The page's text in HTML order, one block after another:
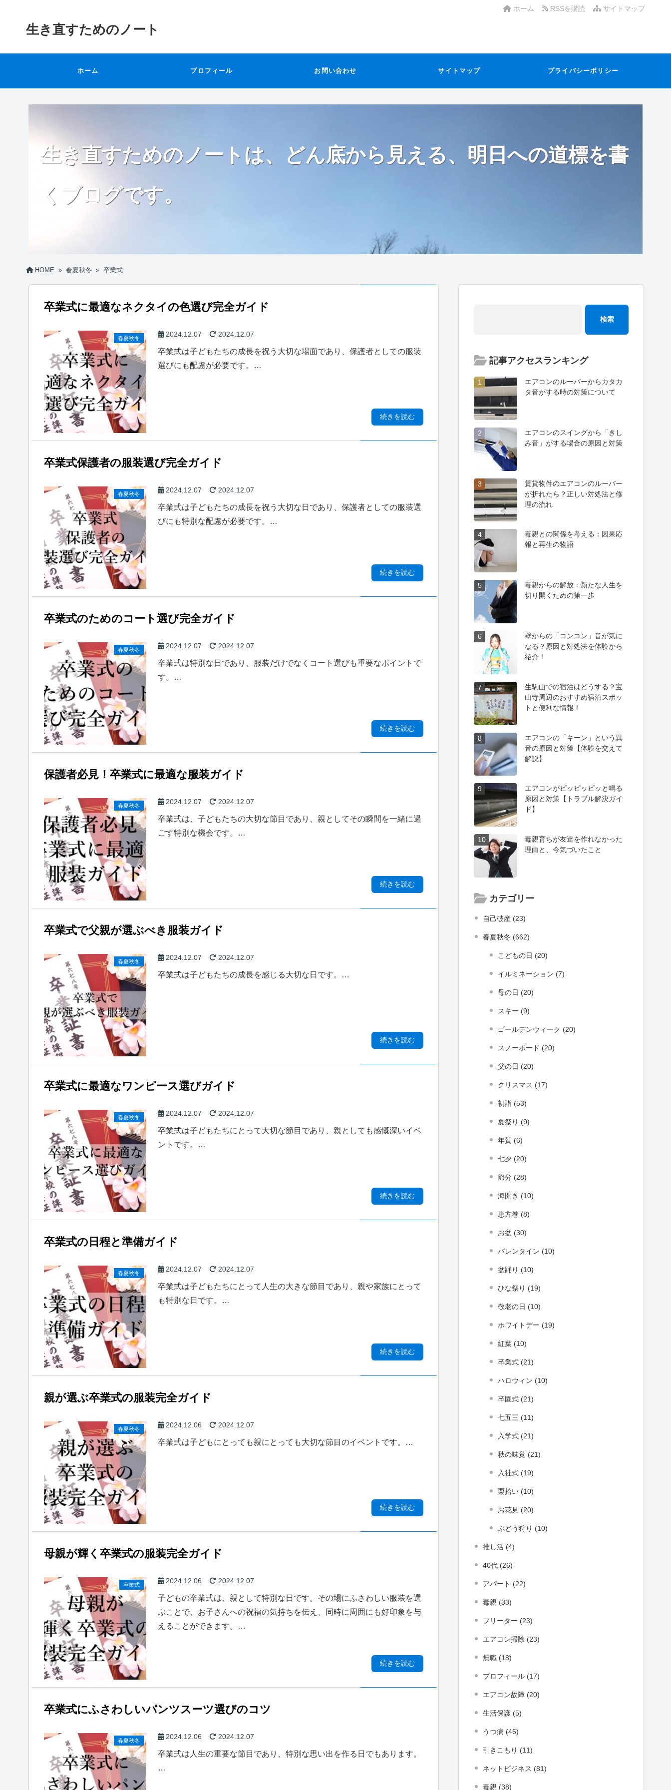
サイトマップ
RSSを購読
ホーム
生き直すためのノート
ホーム プロフィール お問い合わせ サイトマップ プライバシーポリシー
生き直すためのノートは、どん底から見える、明日への道標を書
くブログです。
HOME » 春夏秋冬 » 卒業式
卒業式に最適なネクタイの色選び完全ガイド
春夏秋冬 2024.12.07 2024.12.07
卒業式は子どもたちの成長を祝う大切な場面であり、保護者としての服装
選びにも配慮が必要です。…
続きを読む
卒業式保護者の服装選び完全ガイド
春夏秋冬 2024.12.07 2024.12.07
卒業式は子どもたちの成長を祝う大切な日であり、保護者としての服装選
びにも特別な配慮が必要です。…
続きを読む
卒業式のためのコート選び完全ガイド
春夏秋冬 2024.12.07 2024.12.07
卒業式は特別な日であり、服装だけでなくコート選びも重要なポイントで
す。…
続きを読む
保護者必見！卒業式に最適な服装ガイド
春夏秋冬 2024.12.07 2024.12.07
卒業式は、子どもたちの大切な節目であり、親としてその瞬間を一緒に過
ごす特別な機会です。…
続きを読む
卒業式で父親が選ぶべき服装ガイド
春夏秋冬 2024.12.07 2024.12.07
卒業式は子どもたちの成長を感じる大切な日です。…
続きを読む
卒業式に最適なワンピース選びガイド
春夏秋冬 2024.12.07 2024.12.07
卒業式は子どもたちにとって大切な節目であり、親としても感慨深いイベ
ントです。…
続きを読む
卒業式の日程と準備ガイド
春夏秋冬 2024.12.07 2024.12.07
卒業式は子どもたちにとって人生の大きな節目であり、親や家族にとって
も特別な日です。…
続きを読む
親が選ぶ卒業式の服装完全ガイド
春夏秋冬 2024.12.06 2024.12.07
卒業式は子どもにとっても親にとっても大切な節目のイベントです。…
続きを読む
母親が輝く卒業式の服装完全ガイド
卒業式 2024.12.06 2024.12.07
子どもの卒業式は、親として特別な日です。その場にふさわしい服装を選
ぶことで、お子さんへの祝福の気持ちを伝え、同時に周囲にも好印象を与
えることができます。…
続きを読む
卒業式にふさわしいパンツスーツ選びのコツ
春夏秋冬 2024.12.06 2024.12.07
卒業式は人生の重要な節目であり、特別な思い出を作る日でもあります。
…
記事アクセスランキング
1
エアコンのルーバーからカタカ
タ音がする時の対策について
2
エアコンのスイングから「きし
み音」がする場合の原因と対策
3
賃貸物件のエアコンのルーバー
が折れたら？正しい対処法と修
理の流れ
4
毒親との関係を考える：因果応
報と再生の物語
5
毒親からの解放：新たな人生を
切り開くための第一歩
6
壁からの「コンコン」音が気に
なる？原因と対処法を体験から
紹介！
7
生駒山での宿泊はどうする？宝
山寺周辺のおすすめ宿泊スポッ
トと便利な情報！
8
エアコンの「キーン」という異
音の原因と対策【体験を交えて
解説】
9
エアコンがピッピッピッと鳴る
原因と対策【トラブル解決ガイ
ド】
10
毒親育ちが友達を作れなかった
理由と、今気づいたこと
カテゴリー
自己破産 (23)
春夏秋冬 (662)
こどもの日 (20)
イルミネーション (7)
母の日 (20)
スキー (9)
ゴールデンウィーク (20)
スノーボード (20)
父の日 (20)
クリスマス (17)
初詣 (53)
夏祭り (9)
年賀 (6)
七夕 (20)
節分 (28)
海開き (10)
恵方巻 (8)
お盆 (30)
バレンタイン (10)
盆踊り (10)
ひな祭り (19)
敬老の日 (10)
ホワイトデー (19)
紅葉 (10)
卒業式 (21)
ハロウィン (10)
卒園式 (21)
七五三 (11)
入学式 (21)
秋の味覚 (21)
入社式 (19)
栗拾い (10)
お花見 (20)
ぶどう狩り (10)
推し活 (4)
40代 (26)
アパート (22)
毒親 (33)
フリーター (23)
エアコン掃除 (23)
無職 (18)
プロフィール (17)
エアコン故障 (20)
生活保護 (5)
うつ病 (46)
引きこもり (11)
ネットビジネス (81)
毒親 (38)